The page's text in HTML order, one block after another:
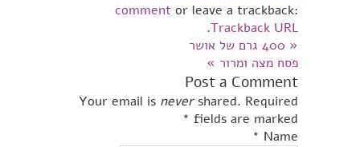
comment or leave a trackback:
Trackback URL
.
«
פסח מצה ומרור »
Post a Comment
Your email is nevershared. Required
fields are marked
*
Name
*